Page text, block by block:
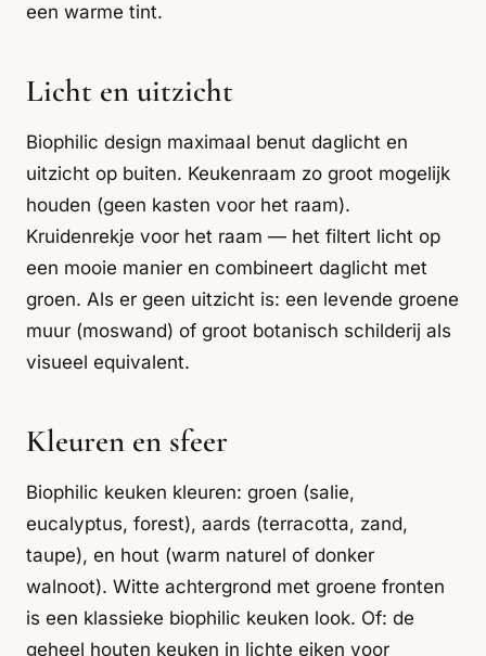
een warme tint.
Licht en uitzicht
Biophilic design maximaal benut daglicht en
uitzicht op buiten. Keukenraam zo groot mogelijk
houden (geen kasten voor het raam).
Kruidenrekje voor het raam — het filtert licht op
een mooie manier en combineert daglicht met
groen. Als er geen uitzicht is: een levende groene
muur (moswand) of groot botanisch schilderij als
visueel equivalent.
Kleuren en sfeer
Biophilic keuken kleuren: groen (salie,
eucalyptus, forest), aards (terracotta, zand,
taupe), en hout (warm naturel of donker
walnoot). Witte achtergrond met groene fronten
is een klassieke biophilic keuken look. Of: de
geheel houten keuken in lichte eiken voor